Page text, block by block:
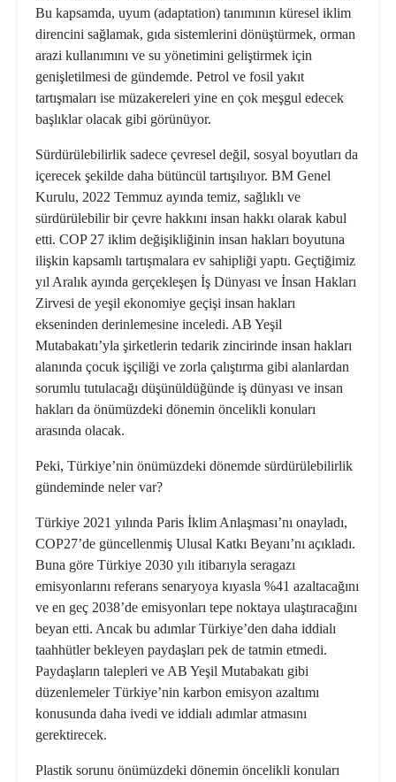
Bu kapsamda, uyum (adaptation) tanımının küresel iklim
direncini sağlamak, gıda sistemlerini dönüştürmek, orman
arazi kullanımını ve su yönetimini geliştirmek için
genişletilmesi de gündemde. Petrol ve fosil yakıt
tartışmaları ise müzakereleri yine en çok meşgul edecek
başlıklar olacak gibi görünüyor.
Sürdürülebilirlik sadece çevresel değil, sosyal boyutları da
içerecek şekilde daha bütüncül tartışılıyor. BM Genel
Kurulu, 2022 Temmuz ayında temiz, sağlıklı ve
sürdürülebilir bir çevre hakkını insan hakkı olarak kabul
etti. COP 27 iklim değişikliğinin insan hakları boyutuna
ilişkin kapsamlı tartışmalara ev sahipliği yaptı. Geçtiğimiz
yıl Aralık ayında gerçekleşen İş Dünyası ve İnsan Hakları
Zirvesi de yeşil ekonomiye geçişi insan hakları
ekseninden derinlemesine inceledi. AB Yeşil
Mutabakatı’yla şirketlerin tedarik zincirinde insan hakları
alanında çocuk işçiliği ve zorla çalıştırma gibi alanlardan
sorumlu tutulacağı düşünüldüğünde iş dünyası ve insan
hakları da önümüzdeki dönemin öncelikli konuları
arasında olacak.
Peki, Türkiye’nin önümüzdeki dönemde sürdürülebilirlik
gündeminde neler var?
Türkiye 2021 yılında Paris İklim Anlaşması’nı onayladı,
COP27’de güncellenmiş Ulusal Katkı Beyanı’nı açıkladı.
Buna göre Türkiye 2030 yılı itibarıyla seragazı
emisyonlarını referans senaryoya kıyasla %41 azaltacağını
ve en geç 2038’de emisyonları tepe noktaya ulaştıracağını
beyan etti. Ancak bu adımlar Türkiye’den daha iddialı
taahhütler bekleyen paydaşları pek de tatmin etmedi.
Paydaşların talepleri ve AB Yeşil Mutabakatı gibi
düzenlemeler Türkiye’nin karbon emisyon azaltımı
konusunda daha ivedi ve iddialı adımlar atmasını
gerektirecek.
Plastik sorunu önümüzdeki dönemin öncelikli konuları